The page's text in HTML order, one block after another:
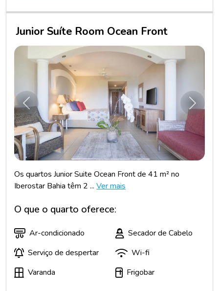
Junior Suíte Room Ocean Front
Anterior
Os quartos Junior Suite Ocean Front de 41 m² no
Iberostar Bahia têm 2 ... Ver mais
O que o quarto oferece:
Ar-condicionado
Secador de Cabelo
Serviço de despertar
Wi-fi
Varanda
Frigobar